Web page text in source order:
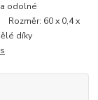
odolné
60 x 0,4 x
díky